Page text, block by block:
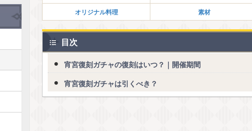
オリジナル料理 素材
目次
宵宮復刻ガチャの復刻はいつ？｜開催期間
宵宮復刻ガチャは引くべき？